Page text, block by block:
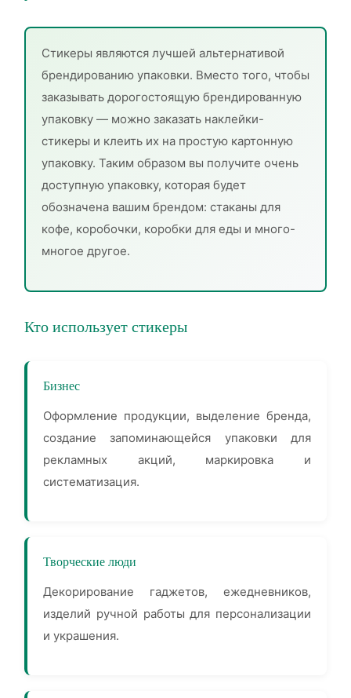
Стикеры являются лучшей альтернативой
брендированию упаковки. Вместо того, чтобы
заказывать дорогостоящую брендированную
упаковку — можно заказать наклейки-
стикеры и клеить их на простую картонную
упаковку. Таким образом вы получите очень
доступную упаковку, которая будет
обозначена вашим брендом: стаканы для
кофе, коробочки, коробки для еды и много-
многое другое.
Кто использует стикеры
Бизнес
Оформление продукции, выделение бренда,
создание запоминающейся упаковки для
рекламных акций, маркировка и
систематизация.
Творческие люди
Декорирование гаджетов, ежедневников,
изделий ручной работы для персонализации
и украшения.